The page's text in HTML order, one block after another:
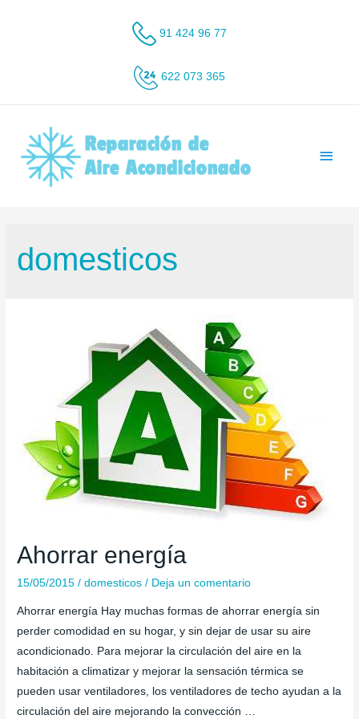
91 424 96 77
622 073 365
domesticos
Ahorrar energía
15/05/2015 /domesticos / Deja un comentario
Ahorrar energía Hay muchas formas de ahorrar energía sin
perder comodidad en su hogar, y sin dejar de usar su aire
acondicionado. Para mejorar la circulación del aire en la
habitación a climatizar y mejorar la sensación térmica se
pueden usar ventiladores, los ventiladores de techo ayudan a la
circulación del aire mejorando la convección …